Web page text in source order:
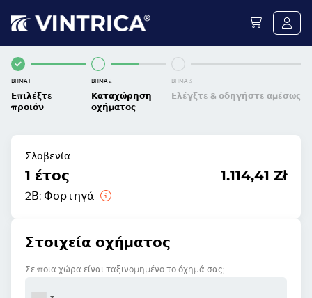
ΒΉΜΑ 1
Επιλέξτε
προϊόν
ΒΉΜΑ 2
Καταχώρηση
οχήματος
ΒΉΜΑ 3
Ελέγξτε & οδηγήστε αμέσως
Σλοβενία
1 έτος
2Β: Φορτηγά
1.114,41 Zł
Στοιχεία οχήματος
Σε ποια χώρα είναι ταξινομημένο το όχημά σας;